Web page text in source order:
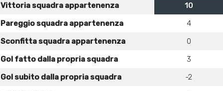
Vittoria squadra appartenenza
10
Pareggio squadra appartenenza
4
Sconfitta squadra appartenenza
0
Gol fatto dalla propria squadra
3
Gol subito dalla propria squadra
-2